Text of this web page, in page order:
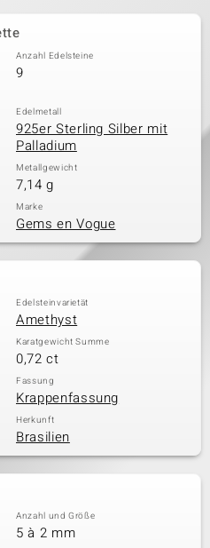
Anzahl Edelsteine
9
Edelmetall
925er Sterling Silber mit
Palladium
Metallgewicht
7,14 g
Marke
Gems en Vogue
Edelsteinvarietät
Amethyst
Karatgewicht Summe
0,72 ct
Fassung
Krappenfassung
Herkunft
Brasilien
Anzahl und Größe
5 à 2 mm